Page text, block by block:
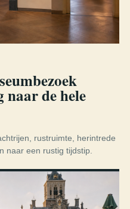
de hele
rustruimte, herintrede
naar een rustig tijdstip.